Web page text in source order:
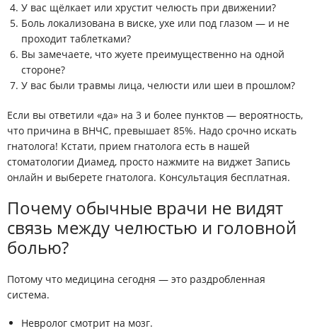
У вас щёлкает или хрустит челюсть при движении?
Боль локализована в виске, ухе или под глазом — и не
проходит таблетками?
Вы замечаете, что жуете преимущественно на одной
стороне?
У вас были травмы лица, челюсти или шеи в прошлом?
Если вы ответили «да» на 3 и более пунктов — вероятность,
что причина в ВНЧС, превышает 85%. Надо срочно искать
гнатолога! Кстати, прием гнатолога есть в нашей
стоматологии Диамед, просто нажмите на виджет Запись
онлайн и выберете гнатолога. Консультация бесплатная.
Почему обычные врачи не видят
связь между челюстью и головной
болью?
Потому что медицина сегодня — это раздробленная
система.
Невролог смотрит на мозг.